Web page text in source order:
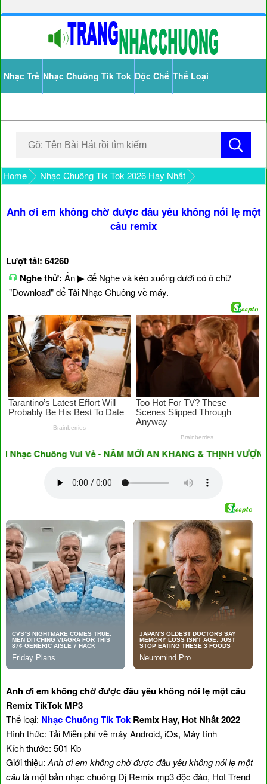
Nhạc Trẻ Nhạc Chuông Tik Tok Độc Chế Thể Loại
Home Nhạc Chuông Tik Tok 2026 Hay Nhất
Anh ơi em không chờ được đâu yêu không nói lẹ một
câu remix
Lượt tải: 64260
Nghe thử: Ấn ▶ để Nghe và kéo xuống dưới có ô chữ
"Download" để Tải Nhạc Chuông về máy.
Chuông Vui Vẻ - NĂM MỚI AN KHANG & THỊNH VƯỢNG ♥
Anh ơi em không chờ được đâu yêu không nói lẹ một câu
Remix TikTok MP3
Thể loại: Nhạc Chuông Tik Tok Remix Hay, Hot Nhất 2022
Hình thức: Tải Miễn phí về máy Android, iOs, Máy tính
Kích thước: 501 Kb
Giới thiệu:Anh ơi em không chờ được đâu yêu không nói lẹ một
câu là một bản nhạc chuông Dj Remix mp3 độc đáo, Hot Trend